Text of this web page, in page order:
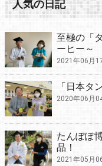
人気の日記
至極の「
ーヒー～
2021年06月
「日本タ
2020年06月
たんぽぽ
品！
2021年05月